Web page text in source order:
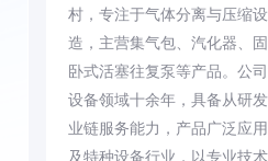
村，专注于气体分离与压缩
造，主营集气包、汽化器、
卧式活塞往复泵等产品。公
设备领域十余年，具备从研
业链服务能力，产品广泛应
及特种设备行业，以专业技